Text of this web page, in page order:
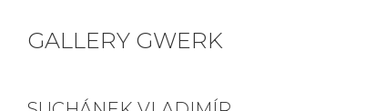
GALLERY GWERK